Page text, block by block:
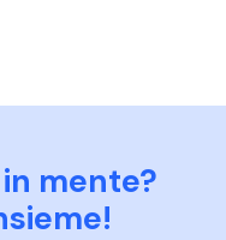
mente?